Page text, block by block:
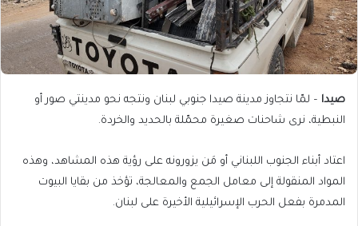
صيدا – لمّا نتجاوز مدينة صيدا جنوبي لبنان ونتجه نحو مدينتي صور أو
النبطية، نرى شاحنات صغيرة محمّلة بالحديد والخردة.
اعتاد أبناء الجنوب اللبناني أو مَن يزورونه على رؤية هذه المشاهد، وهذه
المواد المنقولة إلى معامل الجمع والمعالجة، تؤخذ من بقايا البيوت
المدمرة بفعل الحرب الإسرائيلية الأخيرة على لبنان.